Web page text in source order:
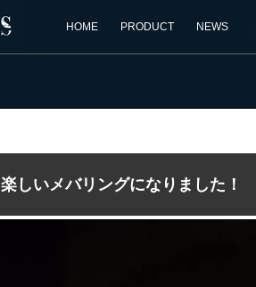
HOME PRODUCT NEWS
楽しいメバリングになりました！